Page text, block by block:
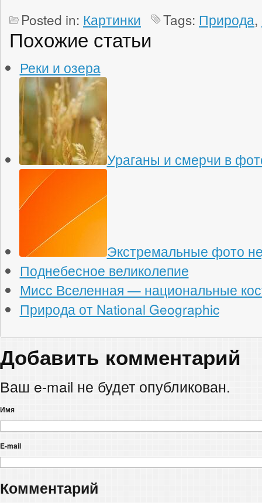
Posted in: Картинки Tags: Природа,
Похожие статьи
Реки и озера
Ураганы и смерчи в
Экстремальные фото
Поднебесное великолепие
Мисс Вселенная — национальные
Природа от National Geographic
Добавить комментарий
Ваш e-mail не будет опубликован.
Имя
E-mail
Комментарий